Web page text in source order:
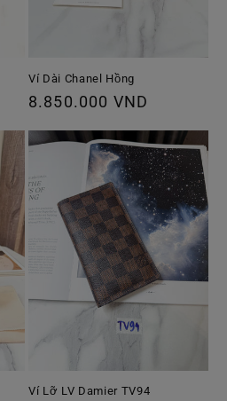
Ví Dài Chanel Hồng
Giá
thường
8.850.000 VND
Ví Lỡ LV Damier TV94